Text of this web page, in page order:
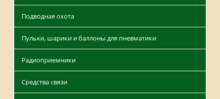
Подводная охота
Пульки, шарики и баллоны для пневматики
Радиоприемники
Средства связи